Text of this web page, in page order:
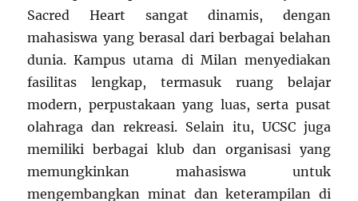
Sacred Heart sangat dinamis, dengan
mahasiswa yang berasal dari berbagai belahan
dunia. Kampus utama di Milan menyediakan
fasilitas lengkap, termasuk ruang belajar
modern, perpustakaan yang luas, serta pusat
olahraga dan rekreasi. Selain itu, UCSC juga
memiliki berbagai klub dan organisasi yang
memungkinkan mahasiswa untuk
mengembangkan minat dan keterampilan di